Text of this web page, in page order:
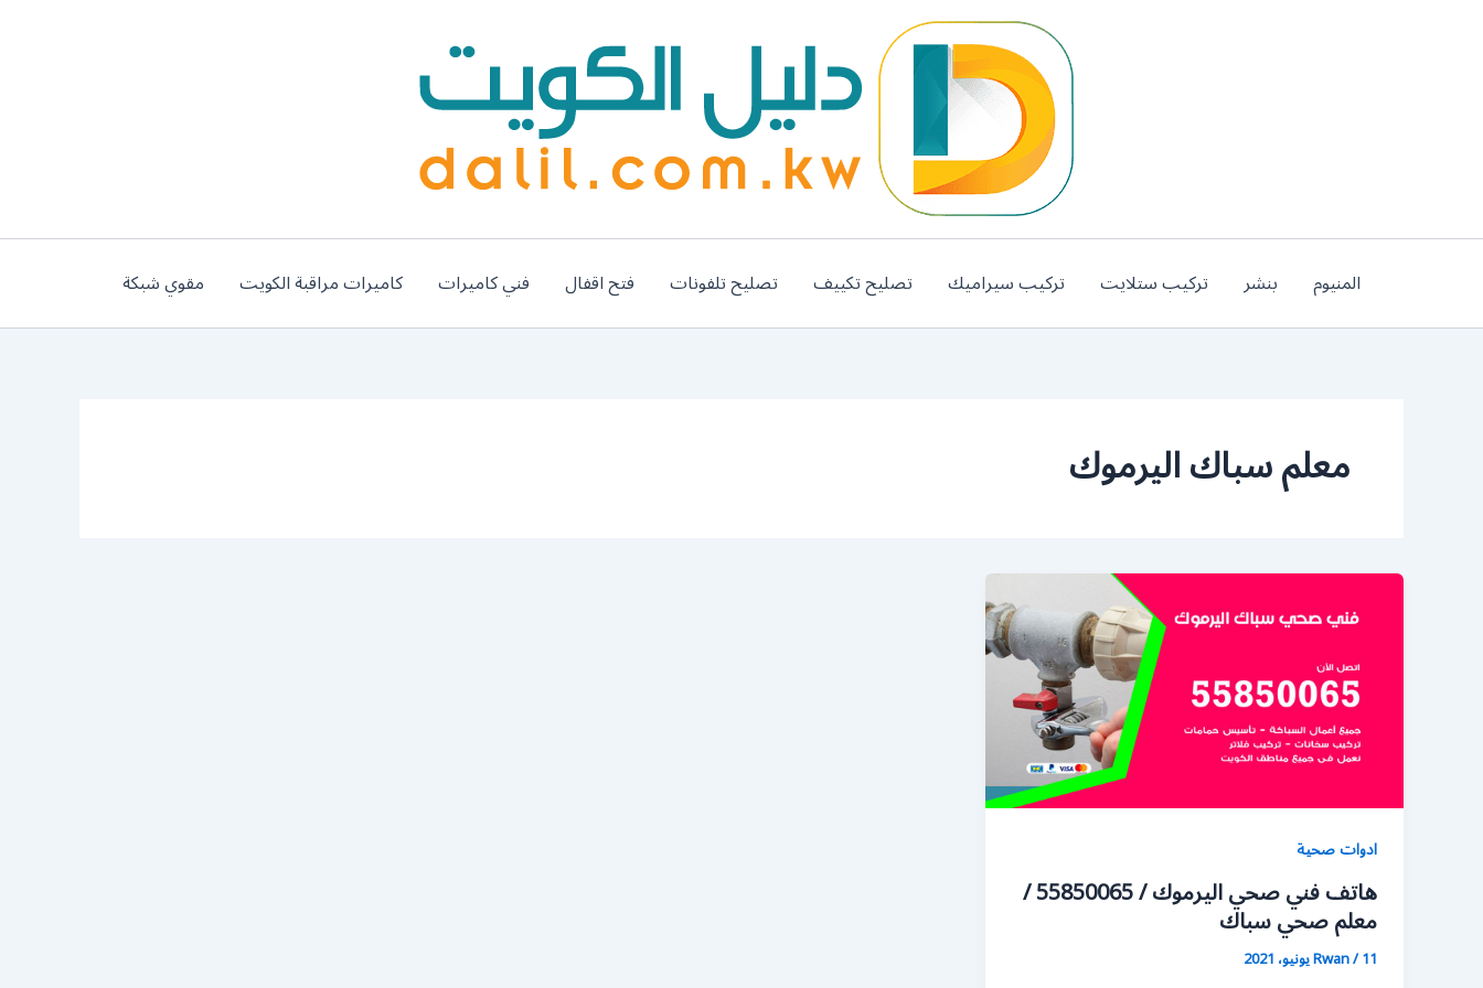
المنيوم بنشر تركيب ستلايت تركيب سيراميك تصليح تكييف تصليح تلفونات فتح اقفال فني كاميرات كاميرات مراقبة الكويت مقوي شبكة
معلم سباك اليرموك
ادوات صحية
هاتف فني صحي اليرموك / 55850065 /
معلم صحي سباك
Rwan/11 يونيو، 2021